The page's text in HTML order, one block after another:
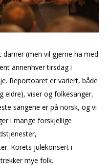
(men vil gjerne ha med
annenhver tirsdag i
Reportoaret er variert, både
eldre), viser og folkesanger,
sangene er på norsk, og vi
i mange forskjellige
Korets julekonsert i
mye folk.